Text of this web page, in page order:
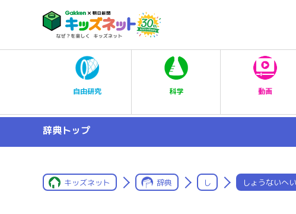
自由研究 科学 動画
辞典トップ
キッズネット 辞典 し しょうないへ